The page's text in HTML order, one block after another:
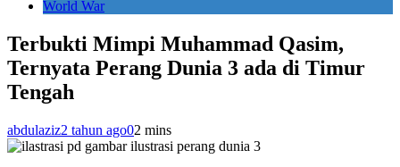
World War
Terbukti Mimpi Muhammad Qasim,
Ternyata Perang Dunia 3 ada di Timur
Tengah
abdulaziz2 tahun ago02 mins
gambar ilustrasi perang dunia 3